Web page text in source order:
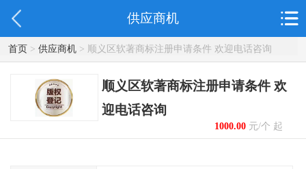
供应商机
首页> 供应商机> 顺义区软著商标注册申请条件 欢迎电话咨询
顺义区软著商标注册申请条件 欢
迎电话咨询
1000.00元/个 起